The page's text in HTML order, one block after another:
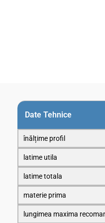
Date Tehnice
înălțime profil
latime utila
latime totala
materie prima
lungimea maxima